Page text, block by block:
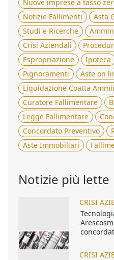
Nuove imprese a tasso
Notizie Fallimenti
Asta
Studi e Ricerche
Crisi Aziendali
Espropriazione
Ipoteca
Pignoramenti
Aste on
Liquidazione Coatta
Curatore Fallimentare
Legge Fallimentare
Concordato Preventivo
Aste Immobiliari
Notizie più lette
CRISI
CRISI